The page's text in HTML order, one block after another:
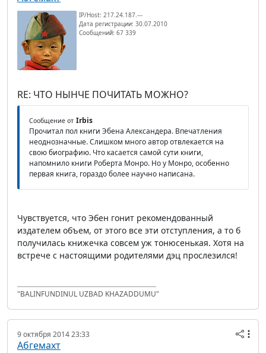
IP/Host: 217.24.187.---
Дата регистрации: 30.07.2010
Сообщений: 67 339
RE: ЧТО НЫНЧЕ ПОЧИТАТЬ МОЖНО?
Сообщение от Irbis
Прочитал пол книги Эбена Александера. Впечатления
неоднозначные. Слишком много автор отвлекается на
свою биографию. Что касается самой сути книги,
напомнило книги Роберта Монро. Но у Монро, особенно
первая книга, гораздо более научно написана.
Чувствуется, что Эбен гонит рекомендованный
издателем объем, от этого все эти отступления, а то б
получилась книжечка совсем уж тонюсенькая. Хотя на
встрече с настоящими родителями дэц прослезился!
"BALINFUNDINUL UZBAD KHAZADDUMU"
9 октября 2014 23:33
Абгемахт